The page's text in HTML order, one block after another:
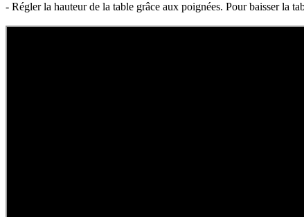
- Régler la hauteur de la table grâce aux poignées. Pour baisser la